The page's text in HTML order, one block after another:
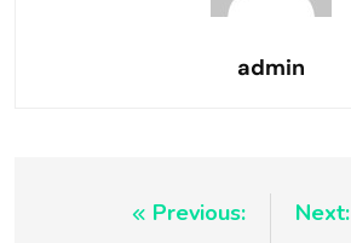
admin
Навигация
Previous:
Next: